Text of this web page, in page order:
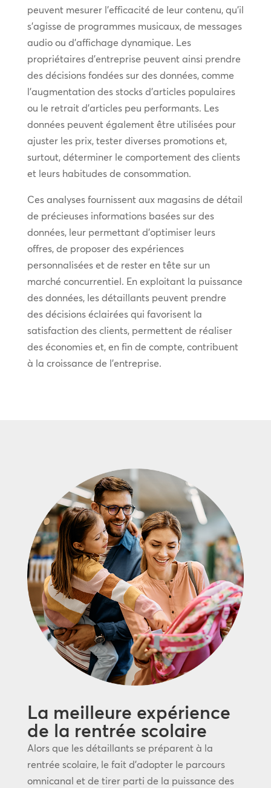
peuvent mesurer l’efficacité de leur contenu, qu’il
s’agisse de programmes musicaux, de messages
audio ou d’affichage dynamique. Les
propriétaires d’entreprise peuvent ainsi prendre
des décisions fondées sur des données, comme
l’augmentation des stocks d’articles populaires
ou le retrait d’articles peu performants. Les
données peuvent également être utilisées pour
ajuster les prix, tester diverses promotions et,
surtout, déterminer le comportement des clients
et leurs habitudes de consommation.
Ces analyses fournissent aux magasins de détail
de précieuses informations basées sur des
données, leur permettant d’optimiser leurs
offres, de proposer des expériences
personnalisées et de rester en tête sur un
marché concurrentiel. En exploitant la puissance
des données, les détaillants peuvent prendre
des décisions éclairées qui favorisent la
satisfaction des clients, permettent de réaliser
des économies et, en fin de compte, contribuent
à la croissance de l’entreprise.
La meilleure expérience
de la rentrée scolaire
Alors que les détaillants se préparent à la
rentrée scolaire, le fait d’adopter le parcours
omnicanal et de tirer parti de la puissance des